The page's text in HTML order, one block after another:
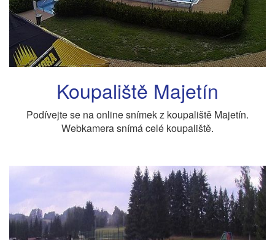
Koupaliště Majetín
Podívejte se na online snímek z koupaliště Majetín.
Webkamera snímá celé koupaliště.